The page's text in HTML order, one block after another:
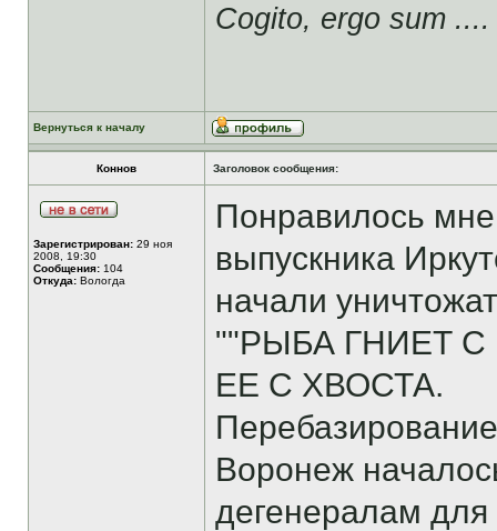
Cogito, ergo sum ....
Вернуться к началу
Коннов Заголовок сообщения:
Зарегистрирован: 29 ноя
2008, 19:30
Сообщения: 104
Откуда: Вологда
Понравилось
выпускника
начали
""РЫБА ГНИЕТ
ЕЕ С ХВОСТА.
Воронеж
дегенералам для